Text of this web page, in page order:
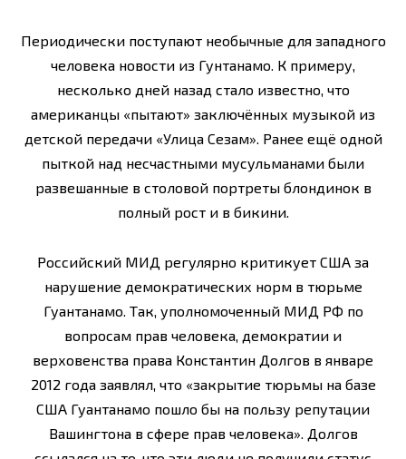
Периодически поступают необычные для западного
человека новости из Гунтанамо. К примеру,
несколько дней назад стало известно, что
американцы «пытают» заключённых музыкой из
детской передачи «Улица Сезам». Ранее ещё одной
пыткой над несчастными мусульманами были
развешанные в столовой портреты блондинок в
полный рост и в бикини.
Российский МИД регулярно критикует США за
нарушение демократических норм в тюрьме
Гуантанамо. Так, уполномоченный МИД РФ по
вопросам прав человека, демократии и
верховенства права Константин Долгов в январе
2012 года заявлял, что «закрытие тюрьмы на базе
США Гуантанамо пошло бы на пользу репутации
Вашингтона в сфере прав человека». Долгов